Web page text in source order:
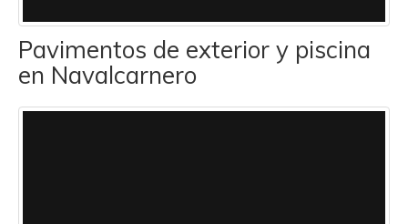
Pavimentos de exterior y piscina
en Navalcarnero